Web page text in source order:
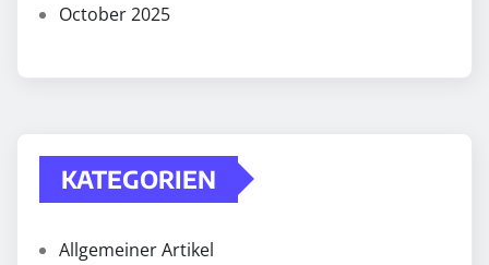
October 2025
KATEGORIEN
Allgemeiner Artikel